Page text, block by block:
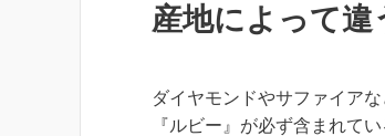
産地によって違
ダイヤモンドやサファイア
『ルビー』が必ず含まれて